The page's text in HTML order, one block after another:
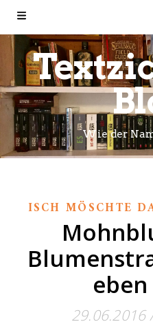
Wie der
ISCH MÖSCHTE
29.06.2016